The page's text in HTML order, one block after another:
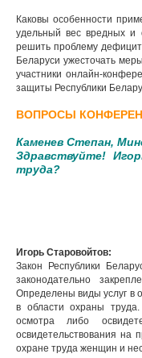
Каковы особенности
удельный вес вредных и
решить проблему
Беларуси ужесточать
участники онлайн-
защиты Республики
ВОПРОСЫ
Каменев Степан,
Здравствуйте!
труда?
Игорь Старовойтов:
Закон Республики
законодательно
Определены виды услуг в
в области охраны
осмотра либо
освидетельствования на
охране труда женщин и